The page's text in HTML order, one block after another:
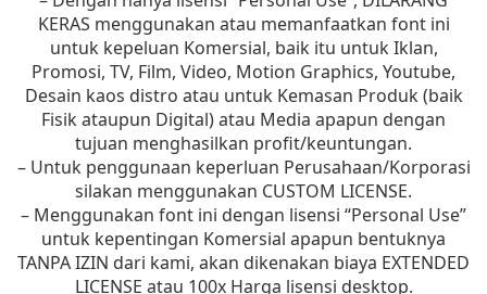
KERAS menggunakan atau memanfaatkan font ini
untuk kepeluan Komersial, baik itu untuk Iklan,
Promosi, TV, Film, Video, Motion Graphics, Youtube,
Desain kaos distro atau untuk Kemasan Produk (baik
Fisik ataupun Digital) atau Media apapun dengan
tujuan menghasilkan profit/keuntungan.
– Untuk penggunaan keperluan Perusahaan/Korporasi
silakan menggunakan CUSTOM LICENSE.
– Menggunakan font ini dengan lisensi “Personal Use”
untuk kepentingan Komersial apapun bentuknya
TANPA IZIN dari kami, akan dikenakan biaya EXTENDED
LICENSE atau 100x Harga lisensi desktop.